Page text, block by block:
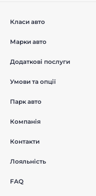
Класи авто
Марки авто
Додаткові послуги
Умови та опції
Парк авто
Компанія
Контакти
Лояльність
FAQ